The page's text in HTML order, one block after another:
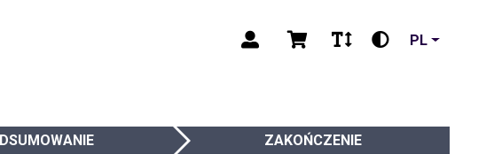
PL
ZAKOŃCZENIE